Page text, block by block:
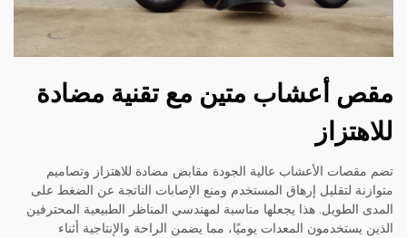
أعشاب متين مع تقنية مضادة
الأعشاب عالية الجودة مقابض مضادة للاهتزاز وتصاميم
لتقليل إرهاق المستخدم ومنع الإصابات الناتجة عن الضغط على
الطويل. هذا يجعلها مناسبة لمهندسي المناظر الطبيعية المحترفين
يستخدمون المعدات يوميًا، مما يضمن الراحة والإنتاجية أثناء